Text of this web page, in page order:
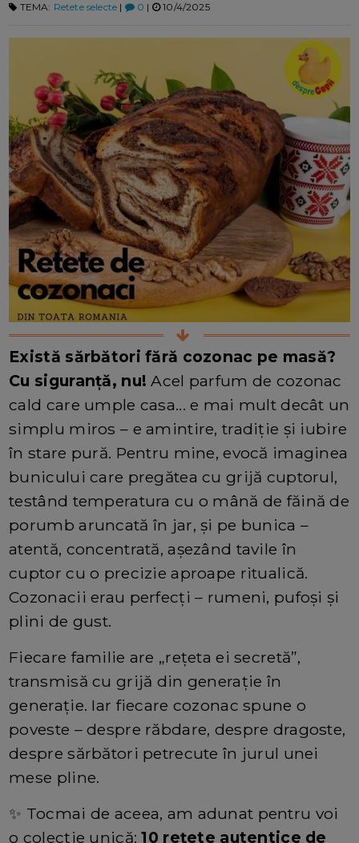
TEMA: Retete selecte | 0 | 10/4/2025
Există sărbători fără cozonac pe masă?
Cu siguranță, nu! Acel parfum de cozonac
cald care umple casa... e mai mult decât un
simplu miros – e amintire, tradiție și iubire
în stare pură. Pentru mine, evocă imaginea
bunicului care pregătea cu grijă cuptorul,
testând temperatura cu o mână de făină de
porumb aruncată în jar, și pe bunica –
atentă, concentrată, așezând tavile în
cuptor cu o precizie aproape ritualică.
Cozonacii erau perfecți – rumeni, pufoși și
plini de gust.
Fiecare familie are „rețeta ei secretă”,
transmisă cu grijă din generație în
generație. Iar fiecare cozonac spune o
poveste – despre răbdare, despre dragoste,
despre sărbători petrecute în jurul unei
mese pline.
✨ Tocmai de aceea, am adunat pentru voi
o colecție unică: 10 rețete autentice de